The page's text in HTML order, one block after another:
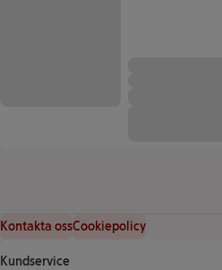
Kontakta ossCookiepolicy
Kundservice